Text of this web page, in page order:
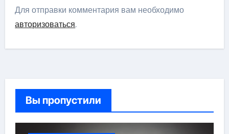
Для отправки комментария вам необходимо
авторизоваться.
Вы пропустили